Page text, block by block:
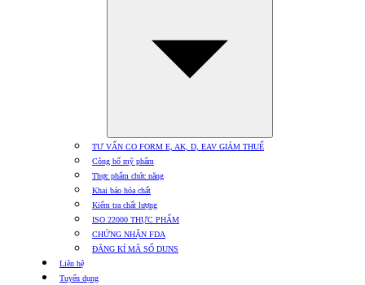
TƯ VẤN CO FORM E, AK, D, EAV GIẢM THUẾ
Công bố mỹ phẩm
Thực phẩm chức năng
Khai báo hóa chất
Kiểm tra chất lượng
ISO 22000 THỰC PHẨM
CHỨNG NHẬN FDA
ĐĂNG KÍ MÃ SỐ DUNS
Liên hệ
Tuyển dụng